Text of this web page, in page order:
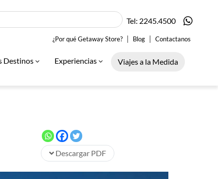
Tel: 2245.4500
¿Por qué Getaway Store? | Blog | Contactanos
Destinos Experiencias Viajes a la Medida
Descargar PDF